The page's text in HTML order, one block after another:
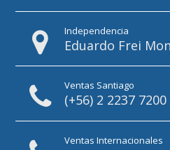
Independencia
Eduardo Frei
Ventas Santiago
(+56) 2 2237 7200
Ventas Internacionales